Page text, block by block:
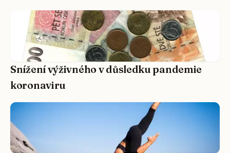
Snížení výživného v důsledku pandemie
koronaviru